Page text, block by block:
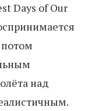
Days of Our
над